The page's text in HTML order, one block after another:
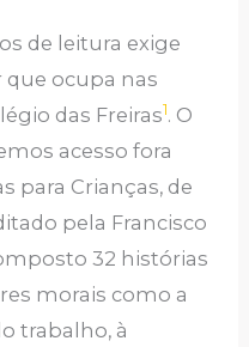
de leitura exige
ocupa nas
das Freiras1. O
acesso fora
para Crianças, de
pela Francisco
32 histórias
morais como a
trabalho, à